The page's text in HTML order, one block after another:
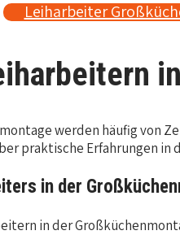
Leiharbeiter
werden häufig von
praktische Erfahrungen
in der
in der